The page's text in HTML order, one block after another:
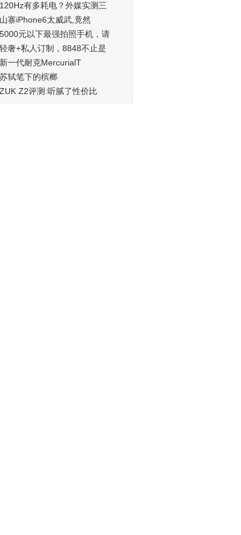
120Hz有多耗电？外媒实测三
山寨iPhone6太威武,竟然
5000元以下最强拍照手机，请
轻奢+私人订制，8848不止是
新一代耐克MercurialT
苏轼笔下的槟榔
ZUK Z2评测:听腻了性价比